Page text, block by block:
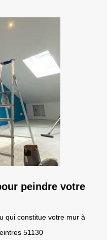
peindre votre
qui constitue votre mur à
51130